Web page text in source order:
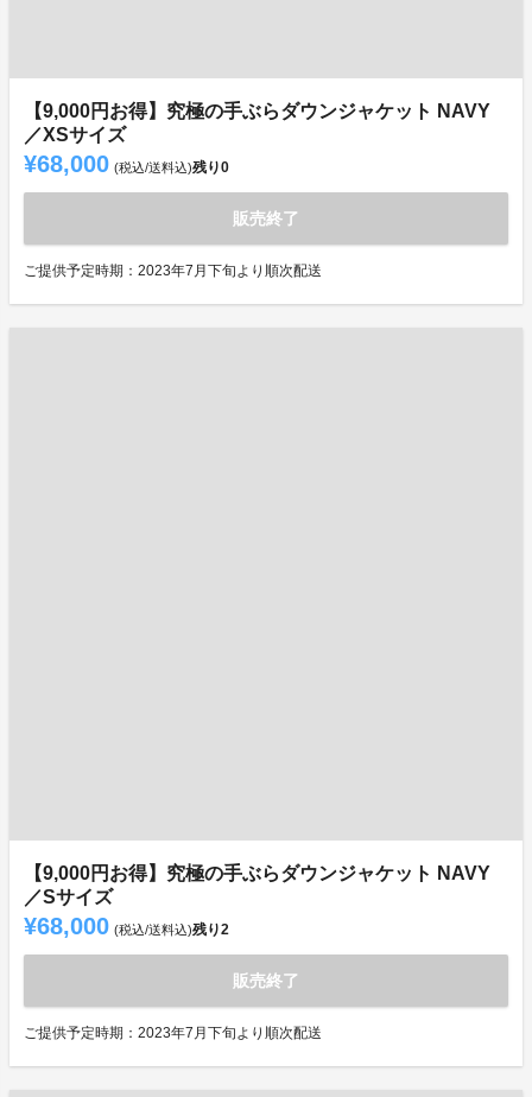
【9,000円お得】究極の手ぶらダウンジャケット NAVY
／XSサイズ
¥68,000 (税込/送料込)残り0
販売終了
ご提供予定時期：2023年7月下旬より順次配送
【9,000円お得】究極の手ぶらダウンジャケット NAVY
／Sサイズ
¥68,000 (税込/送料込)残り2
販売終了
ご提供予定時期：2023年7月下旬より順次配送